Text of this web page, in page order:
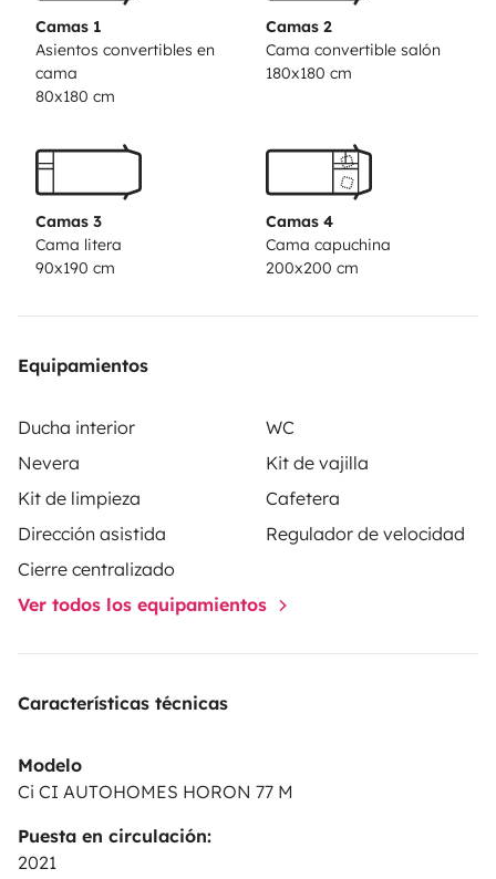
Camas 1
Asientos convertibles en
cama
80x180 cm
Camas 2
Cama convertible salón
180x180 cm
Camas 3
Cama litera
90x190 cm
Camas 4
Cama capuchina
200x200 cm
Equipamientos
Ducha interior
WC
Nevera
Kit de vajilla
Kit de limpieza
Cafetera
Dirección asistida
Regulador de velocidad
Cierre centralizado
Ver todos los equipamientos
Características técnicas
Modelo
Ci CI AUTOHOMES HORON 77 M
Puesta en circulación:
2021